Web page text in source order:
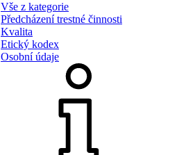
Vše z kategorie
Předcházení trestné činnosti
Kvalita
Etický kodex
Osobní údaje